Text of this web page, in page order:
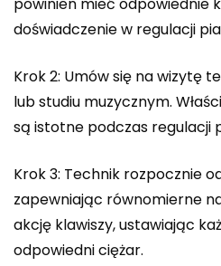
powinien mieć odpowiednie
doświadczenie w regulacji
Krok 2: Umów się na wizytę
lub studiu muzycznym.
są istotne podczas regulacji
Krok 3: Technik rozpocznie
zapewniając równomierne
akcję klawiszy, ustawiając
odpowiedni ciężar.